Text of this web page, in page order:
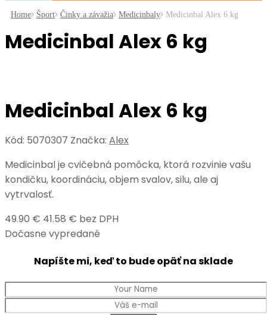
Home Šport Činky a závažia Medicinbaly Medicinbal Alex 6 kg
Medicinbal Alex 6 kg
Medicinbal Alex 6 kg
Kód: 5070307 Značka: Alex
Medicinbal je cvičebná pomôcka, ktorá rozvinie vašu
kondičku, koordináciu, objem svalov, silu, ale aj
vytrvalosť.
49.90 € 41.58 € bez DPH
Dočasne vypredané
Napíšte mi, keď to bude opäť na sklade